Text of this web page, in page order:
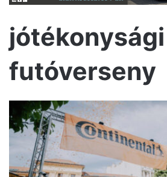
jótékonysági
futóverseny